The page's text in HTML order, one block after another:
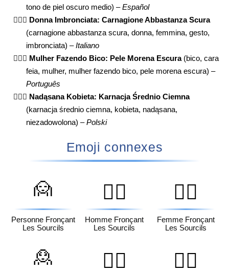
tono de piel oscuro medio) –Español
🙎🏾‍♀️ Donna Imbronciata: Carnagione Abbastanza Scura
(carnagione abbastanza scura, donna, femmina, gesto,
imbronciata) –Italiano
🙎🏾‍♀️ Mulher Fazendo Bico: Pele Morena Escura(bico, cara
feia, mulher, mulher fazendo bico, pele morena escura) –
Português
🙎🏾‍♀️ Nadąsana Kobieta: Karnacja Średnio Ciemna
(karnacja średnio ciemna, kobieta, nadąsana,
niezadowolona) –Polski
Emoji connexes
🙍
Personne Fronçant
Les Sourcils
🙍‍♂️
Homme Fronçant
Les Sourcils
🙍‍♀️
Femme Fronçant
Les Sourcils
🙎 🙎‍♂️ 🙎‍♀️